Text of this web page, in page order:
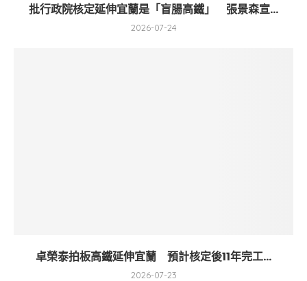
批行政院核定延伸宜蘭是「盲腸高鐵」 張景森宣...
2026-07-24
卓榮泰拍板高鐵延伸宜蘭 預計核定後11年完工...
2026-07-23